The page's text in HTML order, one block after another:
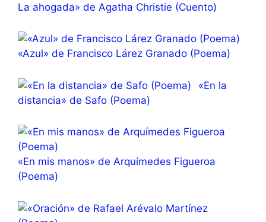
La ahogada» de Agatha Christie (Cuento)
«Azul» de Francisco Lárez Granado (Poema)
«En la
distancia» de Safo (Poema)
«En mis manos» de Arquímedes Figueroa
(Poema)